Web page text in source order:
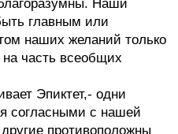
Наши
главным или
наших желаний только
на часть всеобщих
Эпиктет,- одни
согласными с нашей
противоположны